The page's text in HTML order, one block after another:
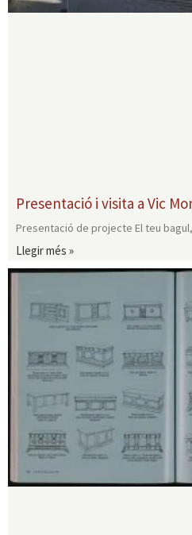
Presentació i visita a Vic
Presentació de projecte El teu
Llegir més »